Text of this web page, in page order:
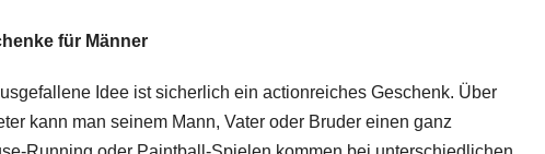
für Männer
Idee ist sicherlich ein actionreiches Geschenk. Über
kann man seinem Mann, Vater oder Bruder einen ganz